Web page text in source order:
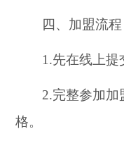
四、加盟流程
1.先在线上提
2.完整参加加
格。